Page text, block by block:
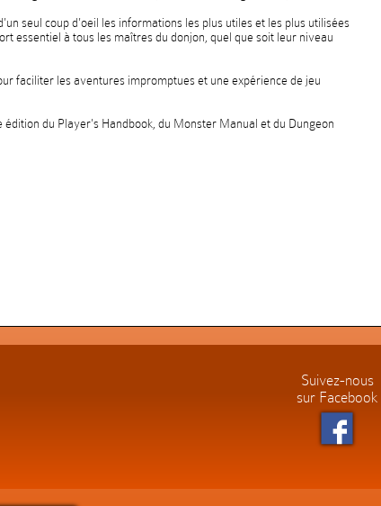
seul coup d'oeil les informations les plus utiles et les plus utilisées
essentiel à tous les maîtres du donjon, quel que soit leur niveau
faciliter les aventures impromptues et une expérience de jeu
édition du Player's Handbook, du Monster Manual et du Dungeon
Suivez-nous
sur Facebook